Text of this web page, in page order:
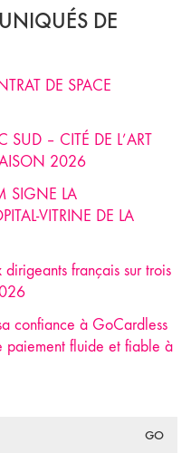
DE
DE SPACE
– CITÉ DE L’ART
2026
SIGNE LA
VITRINE DE LA
français sur trois
confiance à GoCardless
paiement fluide et fiable à